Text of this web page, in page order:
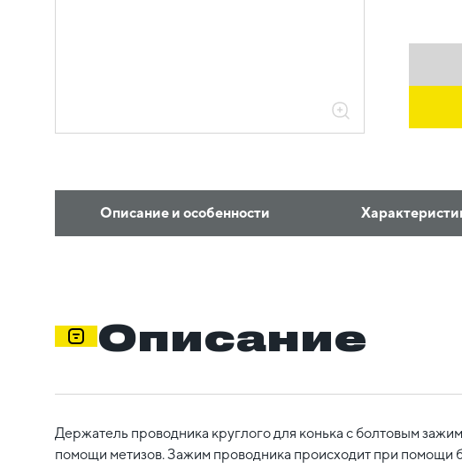
Описание и особенности
Описание
Держатель проводника круглого для конька с болтовым
помощи метизов. Зажим проводника происходит при помощи